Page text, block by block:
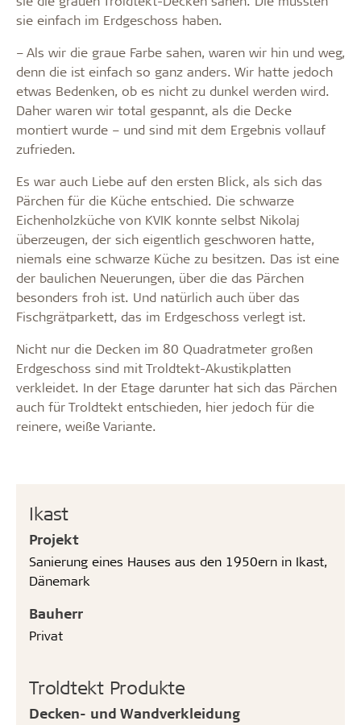
Ikast
Projekt
Sanierung eines Hauses aus den 1950ern in Ikast,
Dänemark
Bauherr
Privat
Troldtekt Produkte
Decken- und Wandverkleidung
sie einfach im Erdgeschoss haben.
– Als wir die graue Farbe sahen, waren wir hin und weg,
denn die ist einfach so ganz anders. Wir hatte jedoch
etwas Bedenken, ob es nicht zu dunkel werden wird.
Daher waren wir total gespannt, als die Decke
montiert wurde – und sind mit dem Ergebnis vollauf
zufrieden.
Es war auch Liebe auf den ersten Blick, als sich das
Pärchen für die Küche entschied. Die schwarze
Eichenholzküche von KVIK konnte selbst Nikolaj
überzeugen, der sich eigentlich geschworen hatte,
niemals eine schwarze Küche zu besitzen. Das ist eine
der baulichen Neuerungen, über die das Pärchen
besonders froh ist. Und natürlich auch über das
Fischgrätparkett, das im Erdgeschoss verlegt ist.
Nicht nur die Decken im 80 Quadratmeter großen
Erdgeschoss sind mit Troldtekt-Akustikplatten
verkleidet. In der Etage darunter hat sich das Pärchen
auch für Troldtekt entschieden, hier jedoch für die
reinere, weiße Variante.